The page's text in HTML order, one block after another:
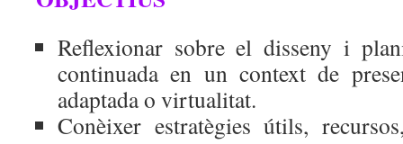
Reflexionar sobre el disseny i
continuada en un context de
adaptada o virtualitat.
Conèixer estratègies útils,